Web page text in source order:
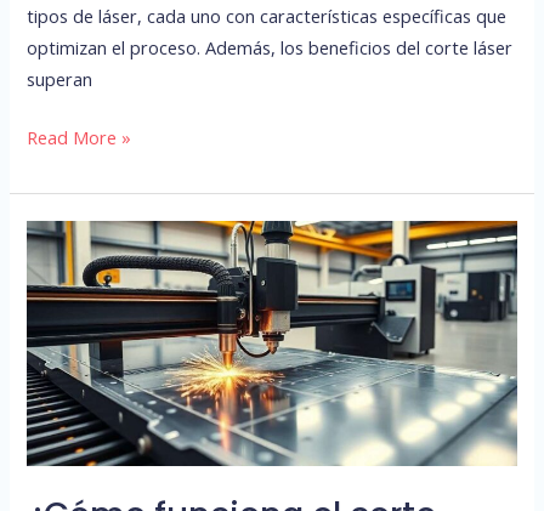
tipos de láser, cada uno con características específicas que
optimizan el proceso. Además, los beneficios del corte láser
superan
Read More »
¿Cómo
funciona
el
corte
láser
para
acero
inoxidable?